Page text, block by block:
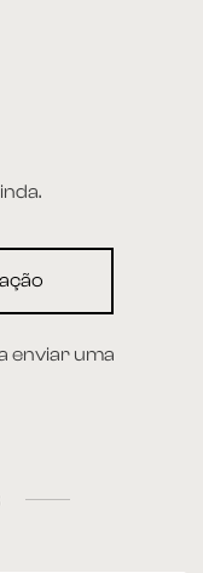
enviar uma